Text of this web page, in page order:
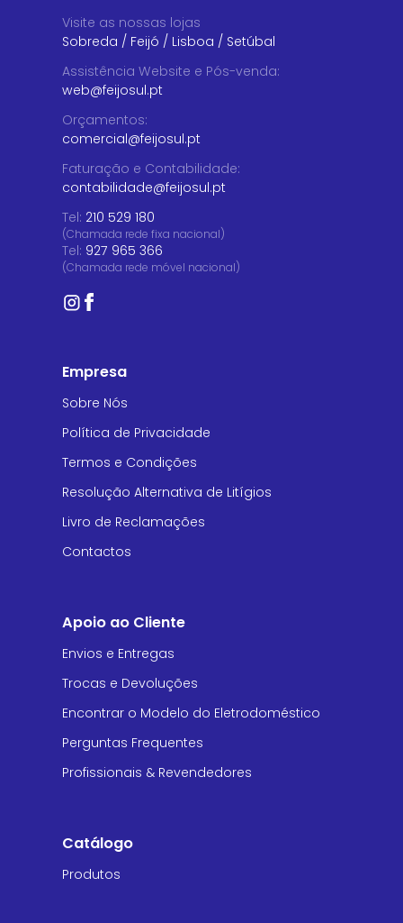
Visite as nossas lojas
Sobreda / Feijó / Lisboa / Setúbal
Assistência Website e Pós-venda:
web@feijosul.pt
Orçamentos:
comercial@feijosul.pt
Faturação e Contabilidade:
contabilidade@feijosul.pt
Tel: 210 529 180
(Chamada rede fixa nacional)
Tel: 927 965 366
(Chamada rede móvel nacional)
Empresa
Sobre Nós
Política de Privacidade
Termos e Condições
Resolução Alternativa de Litígios
Livro de Reclamações
Contactos
Apoio ao Cliente
Envios e Entregas
Trocas e Devoluções
Encontrar o Modelo do Eletrodoméstico
Perguntas Frequentes
Profissionais & Revendedores
Catálogo
Produtos